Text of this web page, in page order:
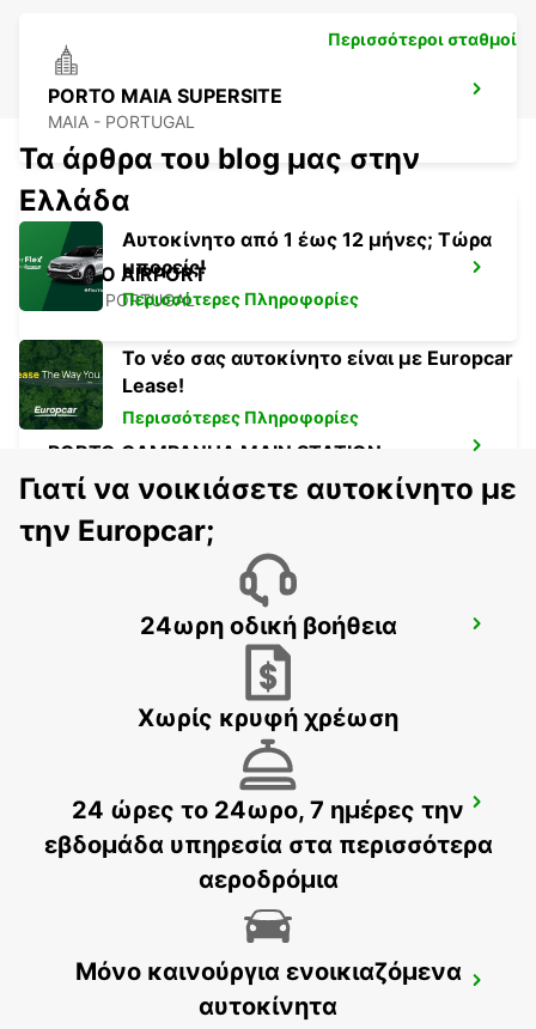
PORTO MAIA SUPERSITE
MAIA - PORTUGAL
PORTO AIRPORT
MAIA - PORTUGAL
PORTO CAMPANHA MAIN STATION
PORTO - PORTUGAL
PORTO CITY
VILA NOVA DE GAIA
VILA NOVA DE GAIA - PORTUGAL
VILA REAL
VILA REAL - PORTUGAL
Περισσότεροι σταθμοί
Τα άρθρα του blog μας στην
Ελλάδα
Αυτοκίνητο από 1 έως 12 μήνες; Τώρα
μπορείς!
Περισσότερες Πληροφορίες
Το νέο σας αυτοκίνητο είναι με Europcar
Lease!
Περισσότερες Πληροφορίες
Γιατί να νοικιάσετε αυτοκίνητο με
την Europcar;
24ωρη οδική βοήθεια
Χωρίς κρυφή χρέωση
24 ώρες το 24ωρο, 7 ημέρες την
εβδομάδα υπηρεσία στα περισσότερα
αεροδρόμια
Μόνο καινούργια ενοικιαζόμενα
αυτοκίνητα